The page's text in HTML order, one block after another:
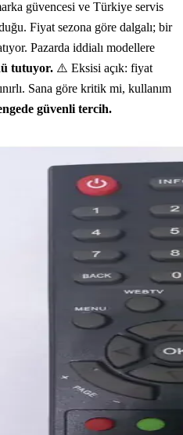
güvencesi ve Türkiye servis
Fiyat sezona göre dalgalı; bir
Pazarda iddialı modellere
tutuyor. ⚠️ Eksisi açık: fiyat
Sana göre kritik mi, kullanım
güvenli tercih.